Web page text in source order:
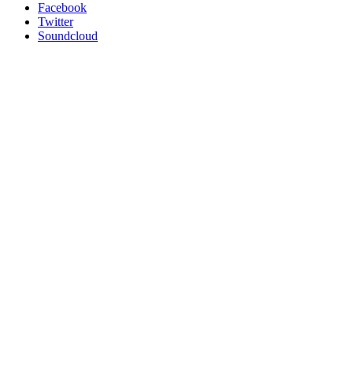
Facebook
Twitter
Soundcloud